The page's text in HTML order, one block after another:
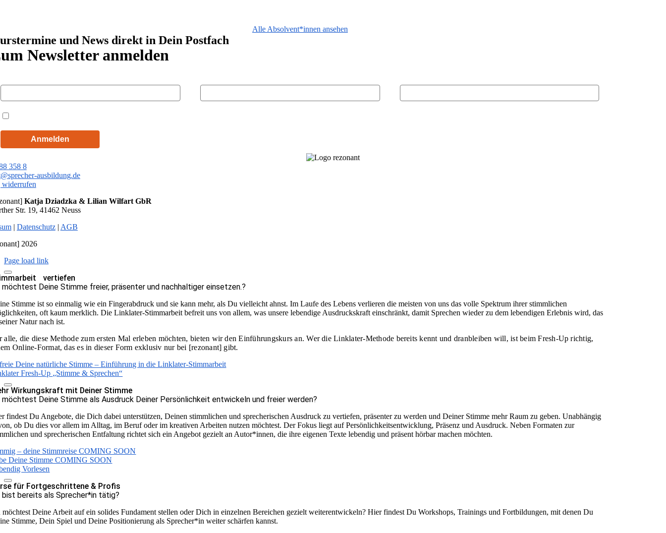
Alle Absolvent*innen ansehen
und News direkt in Dein Postfach
Newsletter anmelden
Anmelden
358 8
ausbildung.de
widerrufen
Katja Dziadzka & Lilian Wilfart GbR
Str. 19, 41462 Neuss
| Datenschutz| AGB
2026
Page load link
vertiefen
möchtest Deine Stimme freier, präsenter und nachhaltiger einsetzen.?
Stimme ist so einmalig wie ein Fingerabdruck und sie kann mehr, als Du vielleicht ahnst. Im Laufe des Lebens verlieren die meisten von uns das volle Spektrum ihrer stimmlichen
oft kaum merklich. Die Linklater-Stimmarbeit befreit uns von allem, was unsere lebendige Ausdruckskraft einschränkt, damit Sprechen wieder zu dem lebendigen Erlebnis wird, das
Natur nach ist.
alle, die diese Methode zum ersten Mal erleben möchten, bieten wir denEinführungskurs an.Wer die Linklater-Methode bereits kennt und dranbleiben will, ist beim Fresh-Up richtig,
Online-Format, das es in dieser Form exklusiv nur bei [rezonant] gibt.
Deine natürliche Stimme – Einführung in die Linklater-Stimmarbeit
Fresh-Up „Stimme & Sprechen“
Wirkungskraft mit Deiner Stimme
möchtest Deine Stimme als Ausdruck Deiner Persönlichkeit entwickeln und freier werden?
findest Du Angebote, die Dich dabei unterstützen, Deinen stimmlichen und sprecherischen Ausdruck zu vertiefen, präsenter zu werden und Deiner Stimme mehr Raum zu geben. Unabhängig
ob Du dies vor allem im Alltag, im Beruf oder im kreativen Arbeiten nutzen möchtest. Der Fokus liegt auf Persönlichkeitsentwicklung, Präsenz und Ausdruck. Neben Formaten zur
und sprecherischen Entfaltung richtet sich ein Angebot gezielt an Autor*innen, die ihre eigenen Texte lebendig und präsent hörbar machen möchten.
– deine Stimmreise COMING SOON
Deine Stimme COMING SOON
Vorlesen
für Fortgeschrittene & Profis
bist bereits als Sprecher*in tätig?
möchtest Deine Arbeit auf ein solides Fundament stellen oder Dich in einzelnen Bereichen gezielt weiterentwickeln? Hier findest Du Workshops, Trainings und Fortbildungen, mit denen Du
Stimme, Dein Spiel und Deine Positionierung als Sprecher*in weiter schärfen kannst.